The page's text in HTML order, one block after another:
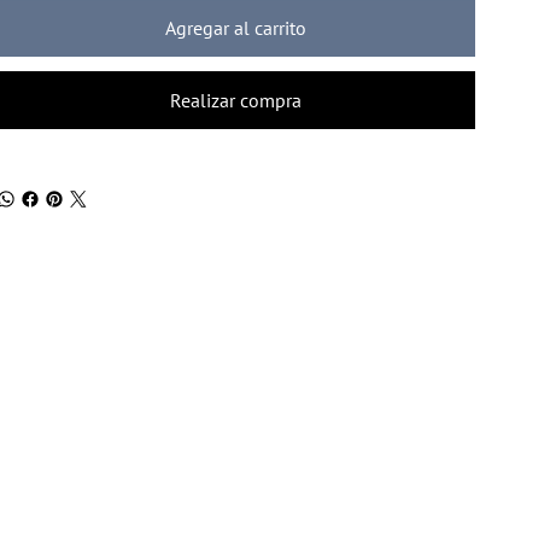
Agregar al carrito
Realizar compra